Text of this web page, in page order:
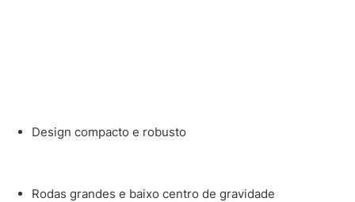
Design compacto e robusto
Rodas grandes e baixo centro de gravidade